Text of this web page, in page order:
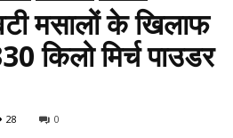
मसालों के खिलाफ
किलो मिर्च पाउडर
28 0